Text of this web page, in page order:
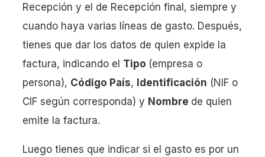
Recepción y el de Recepción final, siempre y
cuando haya varias líneas de gasto. Después,
tienes que dar los datos de quien expide la
factura, indicando el Tipo (empresa o
persona), Código País, Identificación (NIF o
CIF según corresponda) y Nombre de quien
emite la factura.
Luego tienes que indicar si el gasto es por un